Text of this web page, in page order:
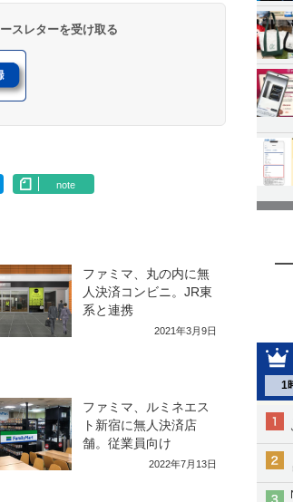
1
スレターを受け取る
note
ファミマ、丸の内に無
人決済コンビニ。JR東
系と連携
2021年3月9日
ファミマ、ルミネエス
ト新宿に無人決済店
舗。従業員向け
2022年7月13日